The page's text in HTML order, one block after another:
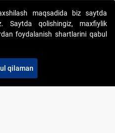
auksionlarni
maqsadida biz saytda
Saytda qolishingiz, maxfiylik
foydalanish shartlarini qabul
qilaman